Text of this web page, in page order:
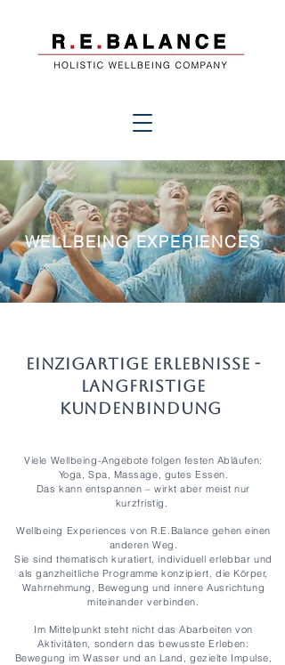
WELLBEING EXPERIENCES
EINZIGARTIGE ERLEBNISSE -
Langfristige
Kundenbindung
Viele Wellbeing-Angebote folgen festen Abläufen:
Yoga, Spa, Massage, gutes Essen.
Das kann entspannen – wirkt aber meist nur
kurzfristig.
Wellbeing Experiences von R.E.Balance gehen einen
anderen Weg.
Sie sind thematisch kuratiert, individuell erlebbar und
als ganzheitliche Programme konzipiert, die Körper,
Wahrnehmung, Bewegung und innere Ausrichtung
miteinander verbinden.
Im Mittelpunkt steht nicht das Abarbeiten von
Aktivitäten, sondern das bewusste Erleben:
Bewegung im Wasser und an Land, gezielte Impulse,